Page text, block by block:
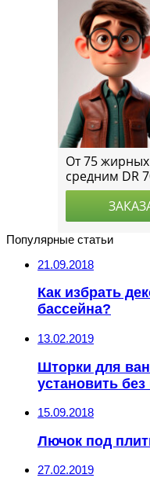
Популярные статьи
21.09.2018
Как избрать
бассейна?
13.02.2019
Шторки для
установить
15.09.2018
Лючок под
27.02.2019